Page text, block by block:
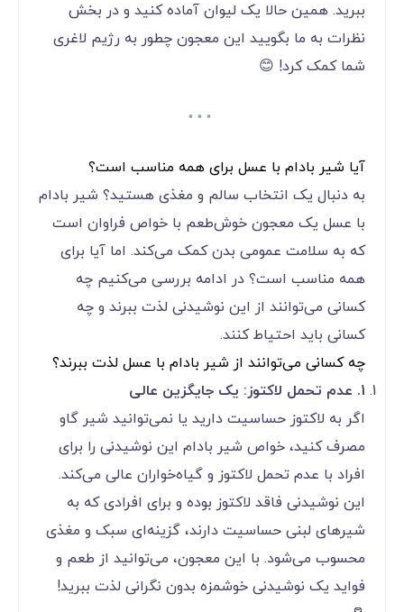
ببرید. همین حالا یک لیوان آماده کنید و در بخش
نظرات به ما بگویید این معجون چطور به رژیم لاغری
شما کمک کرد! 😊
آیا شیر بادام با عسل برای همه مناسب است؟
به دنبال یک انتخاب سالم و مغذی هستید؟ شیر بادام
با عسل یک معجون خوش‌طعم با خواص فراوان است
که به سلامت عمومی بدن کمک می‌کند. اما آیا برای
همه مناسب است؟ در ادامه بررسی می‌کنیم چه
کسانی می‌توانند از این نوشیدنی لذت ببرند و چه
کسانی باید احتیاط کنند.
چه کسانی می‌توانند از شیر بادام با عسل لذت ببرند؟
1. عدم تحمل لاکتوز: یک جایگزین عالی
اگر به لاکتوز حساسیت دارید یا نمی‌توانید شیر گاو
مصرف کنید، خواص شیر بادام این نوشیدنی را برای
افراد با عدم تحمل لاکتوز و گیاه‌خواران عالی می‌کند.
این نوشیدنی فاقد لاکتوز بوده و برای افرادی که به
شیرهای لبنی حساسیت دارند، گزینه‌ای سبک و مغذی
محسوب می‌شود. با این معجون، می‌توانید از طعم و
فواید یک نوشیدنی خوشمزه بدون نگرانی لذت ببرید!